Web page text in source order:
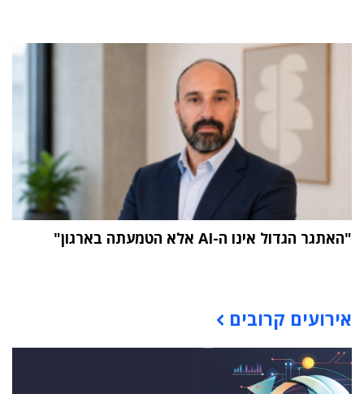
"האתגר הגדול אינו ה-AI אלא הטמעתה בארגון"
אירועים קרובים